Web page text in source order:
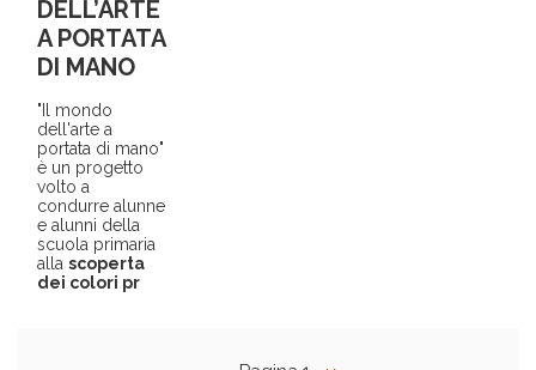
DELL’ARTE
A PORTATA
DI MANO
"Il mondo
dell'arte a
portata di mano"
è un progetto
volto a
condurre alunne
e alunni della
scuola primaria
alla scoperta
dei colori pr